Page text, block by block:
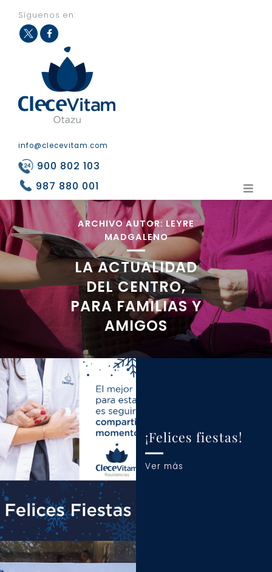
Síguenos en:
eb
ook
info@clecevitam.com
900 802 103
987 880 001
ARCHIVO AUTOR: LEYRE
MADGALENO
LA ACTUALIDAD
DEL CENTRO,
PARA FAMILIAS Y
AMIGOS
¡Felices fiestas!
Ver más